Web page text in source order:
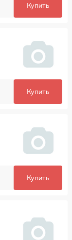
Купить
Купить
Купить